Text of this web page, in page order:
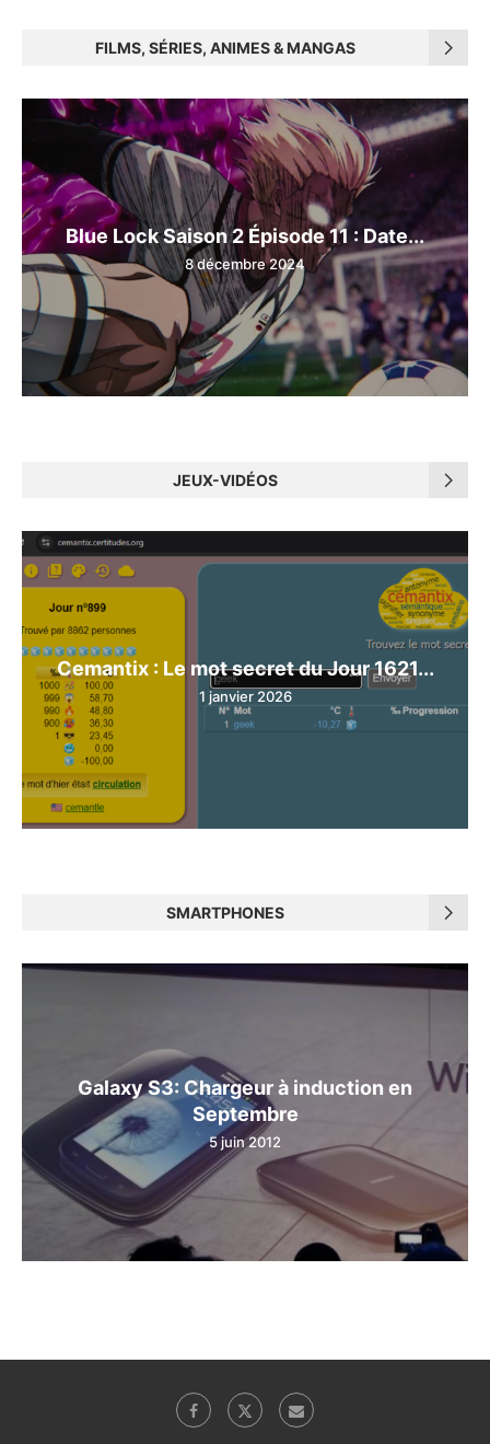
FILMS, SÉRIES, ANIMES & MANGAS
Blue Lock Saison 2 Épisode 11 : Date...
8 décembre 2024
JEUX-VIDÉOS
Cemantix : Le mot secret du Jour 1621...
1 janvier 2026
SMARTPHONES
Galaxy S3: Chargeur à induction en
Septembre
5 juin 2012